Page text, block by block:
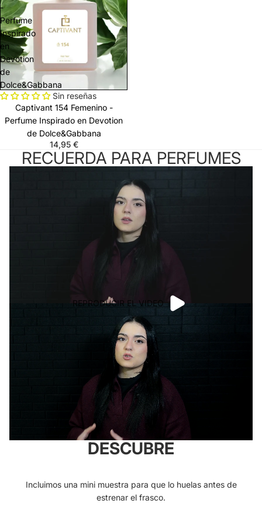
-
Perfume
Inspirado
en
Devotion
de
Dolce&Gabbana
Sin reseñas
Captivant 154 Femenino -
Perfume Inspirado en Devotion
de Dolce&Gabbana
14,95 €
RECUERDA PARA PERFUMES
REPRODUCIR EL VIDEO
DESCUBRE
Incluimos una mini muestra para que lo huelas antes de
estrenar el frasco.